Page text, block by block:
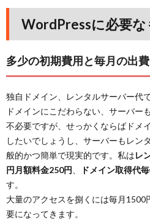
WordPressに必要な
多少の初期費用と毎月の出
独自ドメイン、レンタルサーバー代で
ドメインにこだわらない、サーバー
不必要ですが、せっかくならばドメ
したいでしょうし、サーバーもレン
般的かつ簡単で現実的です。私はレ
円月額料金250円
ドメイン取得代
す。
大量のアクセスを捌くには毎月
要になってきます。